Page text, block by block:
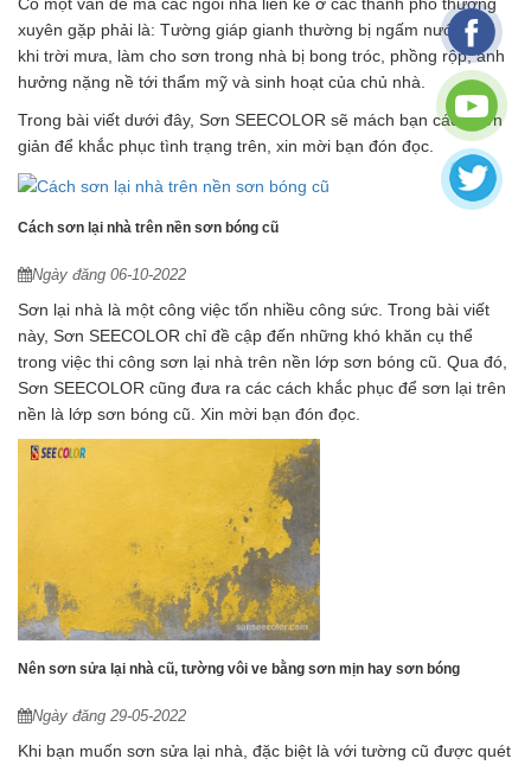
Có một vấn đề mà các ngôi nhà liền kề ở các thành phố thường
xuyên gặp phải là: Tường giáp gianh thường bị ngấm nước mỗi
khi trời mưa, làm cho sơn trong nhà bị bong tróc, phồng rộp, ảnh
hưởng nặng nề tới thẩm mỹ và sinh hoạt của chủ nhà.
Trong bài viết dưới đây, Sơn SEECOLOR sẽ mách bạn cách đơn
giản để khắc phục tình trạng trên, xin mời bạn đón đọc.
Cách sơn lại nhà trên nền sơn bóng cũ
Ngày đăng 06-10-2022
Sơn lại nhà là một công việc tốn nhiều công sức. Trong bài viết
này, Sơn SEECOLOR chỉ đề cập đến những khó khăn cụ thể
trong việc thi công sơn lại nhà trên nền lớp sơn bóng cũ. Qua đó,
Sơn SEECOLOR cũng đưa ra các cách khắc phục để sơn lại trên
nền là lớp sơn bóng cũ. Xin mời bạn đón đọc.
Nên sơn sửa lại nhà cũ, tường vôi ve bằng sơn mịn hay sơn bóng
Ngày đăng 29-05-2022
Khi bạn muốn sơn sửa lại nhà, đặc biệt là với tường cũ được quét